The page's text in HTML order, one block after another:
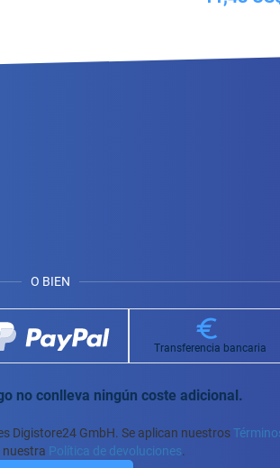
O BIEN
Transferencia bancaria
no conlleva ningún coste adicional.
Digistore24 GmbH. Se aplican nuestros
nuestra Política de devoluciones.